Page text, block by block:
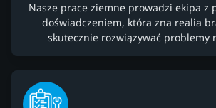
Nasze prace ziemne prowadzi ekipa z
doświadczeniem, która zna realia
skutecznie rozwiązywać problemy